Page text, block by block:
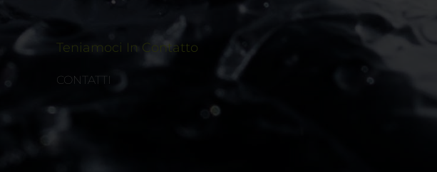
Teniamoci In Contatto
CONTATTI